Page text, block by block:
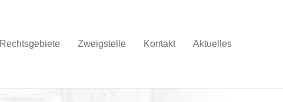
Rechtsgebiete Zweigstelle Kontakt Aktuelles